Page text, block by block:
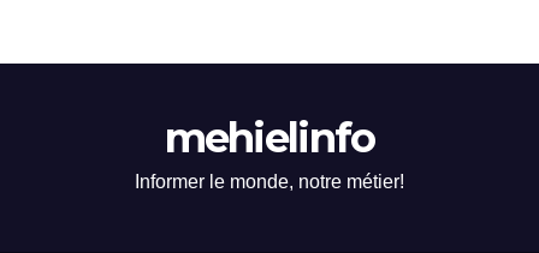
mehielinfo
Informer le monde, notre métier!